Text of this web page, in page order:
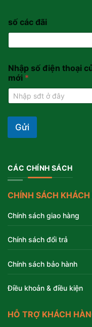
số các đãi
Nhập số điện thoại
mới *
Gửi
CÁC CHÍNH SÁCH
CHÍNH SÁCH
Chính sách giao hàng
Chính sách đổi trả
Chính sách bảo hành
Điều khoản & điều kiện
HỖ TRỢ KHÁCH